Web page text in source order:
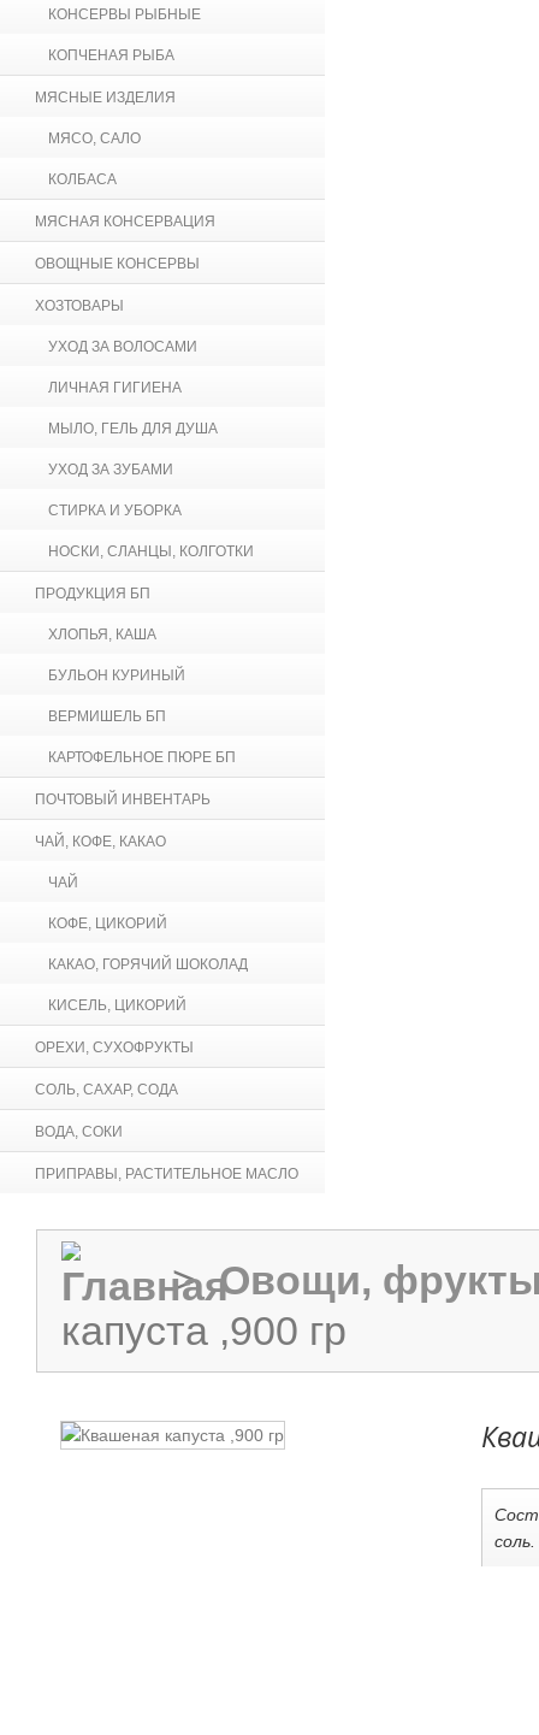
КОНСЕРВЫ РЫБНЫЕ
КОПЧЕНАЯ РЫБА
МЯСНЫЕ ИЗДЕЛИЯ
МЯСО, САЛО
КОЛБАСА
МЯСНАЯ КОНСЕРВАЦИЯ
ОВОЩНЫЕ КОНСЕРВЫ
ХОЗТОВАРЫ
УХОД ЗА ВОЛОСАМИ
ЛИЧНАЯ ГИГИЕНА
МЫЛО, ГЕЛЬ ДЛЯ ДУША
УХОД ЗА ЗУБАМИ
СТИРКА И УБОРКА
НОСКИ, СЛАНЦЫ, КОЛГОТКИ
ПРОДУКЦИЯ БП
ХЛОПЬЯ, КАША
БУЛЬОН КУРИНЫЙ
ВЕРМИШЕЛЬ БП
КАРТОФЕЛЬНОЕ ПЮРЕ БП
ПОЧТОВЫЙ ИНВЕНТАРЬ
ЧАЙ, КОФЕ, КАКАО
ЧАЙ
КОФЕ, ЦИКОРИЙ
КАКАО, ГОРЯЧИЙ ШОКОЛАД
КИСЕЛЬ, ЦИКОРИЙ
ОРЕХИ, СУХОФРУКТЫ
СОЛЬ, САХАР, СОДА
ВОДА, СОКИ
ПРИПРАВЫ, РАСТИТЕЛЬНОЕ МАСЛО
> Овощи,
капуста ,900 гр
соль.